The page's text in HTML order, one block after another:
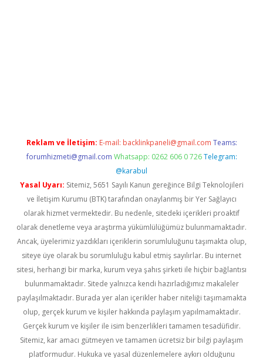
Reklam ve İletişim: E-mail: backlinkpaneli@gmail.com Teams:
forumhizmeti@gmail.com Whatsapp: 0262 606 0 726 Telegram:
@karabul
Yasal Uyarı: Sitemiz, 5651 Sayılı Kanun gereğince Bilgi Teknolojileri
ve İletişim Kurumu (BTK) tarafından onaylanmış bir Yer Sağlayıcı
olarak hizmet vermektedir. Bu nedenle, sitedeki içerikleri proaktif
olarak denetleme veya araştırma yükümlülüğümüz bulunmamaktadır.
Ancak, üyelerimiz yazdıkları içeriklerin sorumluluğunu taşımakta olup,
siteye üye olarak bu sorumluluğu kabul etmiş sayılırlar. Bu internet
sitesi, herhangi bir marka, kurum veya şahıs şirketi ile hiçbir bağlantısı
bulunmamaktadır. Sitede yalnızca kendi hazırladığımız makaleler
paylaşılmaktadır. Burada yer alan içerikler haber niteliği taşımamakta
olup, gerçek kurum ve kişiler hakkında paylaşım yapılmamaktadır.
Gerçek kurum ve kişiler ile isim benzerlikleri tamamen tesadüfidir.
Sitemiz, kar amacı gütmeyen ve tamamen ücretsiz bir bilgi paylaşım
platformudur. Hukuka ve yasal düzenlemelere aykırı olduğunu